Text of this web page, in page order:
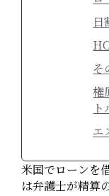
日
そ
権
エ
米国でローンを
は弁護士が精算